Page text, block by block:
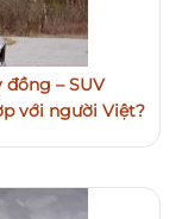
– SUV
với người Việt?